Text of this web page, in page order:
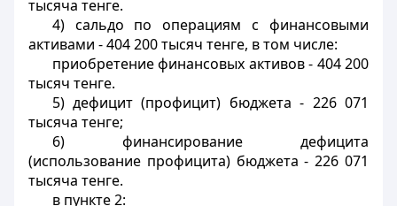
тысяча тенге.
4) сальдо по операциям с финансовыми
активами - 404 200 тысяч тенге, в том числе:
приобретение финансовых активов - 404 200
тысяч тенге.
5) дефицит (профицит) бюджета - 226 071
тысяча тенге;
6) финансирование дефицита
(использование профицита) бюджета - 226 071
тысяча тенге.
в пункте 2: